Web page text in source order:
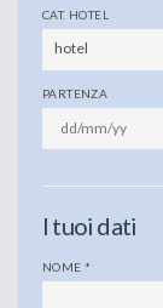
CAT. HOTEL
hotel
PARTENZA
I tuoi dati
NOME *